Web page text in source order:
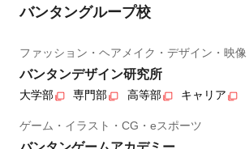
バンタングループ校
ファッション・ヘアメイク・デザイン・映像
バンタンデザイン研究所
大学部 専門部 高等部 キャリア
ゲーム・イラスト・CG・eスポーツ